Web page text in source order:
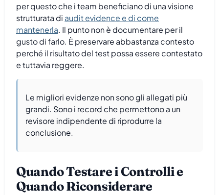
per questo che i team beneficiano di una visione
strutturata di audit evidence e di come
mantenerla. Il punto non è documentare per il
gusto di farlo. È preservare abbastanza contesto
perché il risultato del test possa essere contestato
e tuttavia reggere.
Le migliori evidenze non sono gli allegati più
grandi. Sono i record che permettono a un
revisore indipendente di riprodurre la
conclusione.
Quando Testare i Controlli e
Quando Riconsiderare